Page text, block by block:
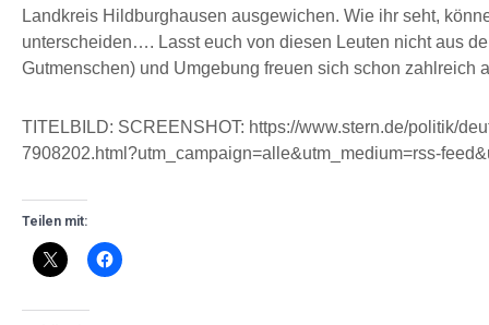
Landkreis Hildburghausen ausgewichen. Wie ihr seht,
unterscheiden…. Lasst euch von diesen Leuten nicht aus
Gutmenschen) und Umgebung freuen sich schon zahlreich
TITELBILD: SCREENSHOT: https://www.stern.de/politik/
7908202.html?utm_campaign=alle&utm_medium=rss-
Teilen mit: